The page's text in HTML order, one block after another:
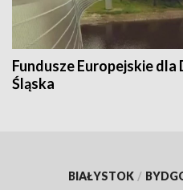
Fundusze Europejskie dla
Śląska
BIAŁYSTOK /